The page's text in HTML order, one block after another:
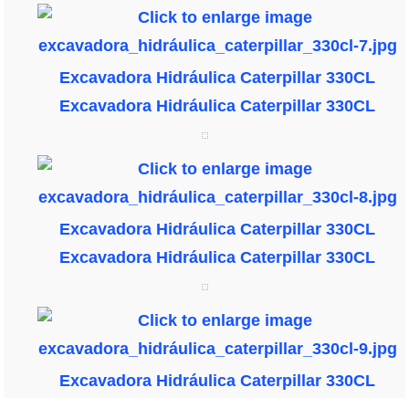
Excavadora Hidráulica Caterpillar 330CL
Excavadora Hidráulica Caterpillar 330CL
Excavadora Hidráulica Caterpillar 330CL
Excavadora Hidráulica Caterpillar 330CL
Excavadora Hidráulica Caterpillar 330CL